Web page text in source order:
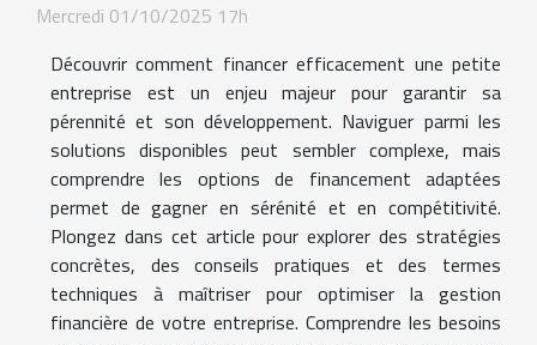
Mercredi 01/10/2025 17h
Découvrir comment financer efficacement une petite
entreprise est un enjeu majeur pour garantir sa
pérennité et son développement. Naviguer parmi les
solutions disponibles peut sembler complexe, mais
comprendre les options de financement adaptées
permet de gagner en sérénité et en compétitivité.
Plongez dans cet article pour explorer des stratégies
concrètes, des conseils pratiques et des termes
techniques à maîtriser pour optimiser la gestion
financière de votre entreprise. Comprendre les besoins